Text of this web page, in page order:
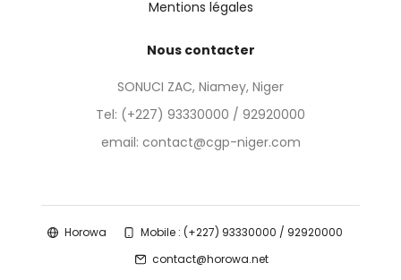
Mentions légales
Nous contacter
SONUCI ZAC, Niamey, Niger
Tel: (+227) 93330000 / 92920000
email: contact@cgp-niger.com
Horowa
Mobile : (+227) 93330000 / 92920000
contact@horowa.net